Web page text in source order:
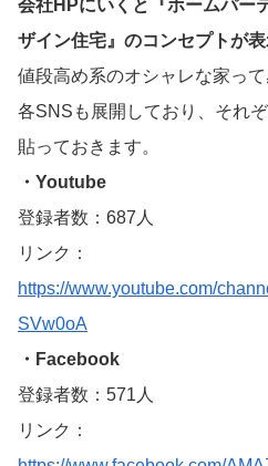
会社HPにいくと『ホームパー
ザイン住宅』のコンセプトが
値段高め系のオシャレな家っ
各SNSも展開しており、それ
貼っておきます。
・Youtube
登録者数：687人
リンク：
https://www.youtube.com/
SVw0oA
・Facebook
登録者数：571人
リンク：